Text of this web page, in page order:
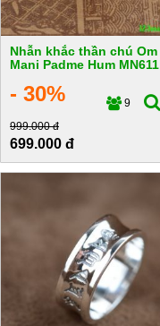
Nhẫn khắc thần chú Om
Mani Padme Hum MN611
- 30% 9
999.000 đ
699.000 đ